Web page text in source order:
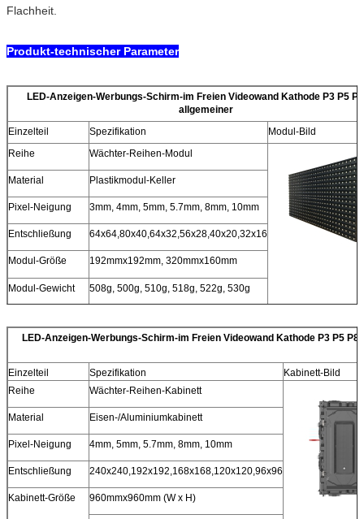
Flachheit.
Produkt-technischer Parameter
LED-Anzeigen-Werbungs-Schirm-im Freien Videowand Kathode P3 P5
allgemeiner
Einzelteil
Spezifikation
Modul-Bild
Reihe
Wächter-Reihen-Modul
Material Plastikmodul-Keller
Pixel-Neigung 3mm, 4mm, 5mm, 5.7mm, 8mm, 10mm
Entschließung 64x64,80x40,64x32,56x28,40x20,32x16
Modul-Größe 192mmx192mm, 320mmx160mm
Modul-Gewicht 508g, 500g, 510g, 518g, 522g, 530g
LED-Anzeigen-Werbungs-Schirm-im Freien Videowand Kathode P3 P5 P8
Einzelteil Spezifikation
Kabinett-Bild
Reihe
Wächter-Reihen-Kabinett
Material Eisen-/Aluminiumkabinett
Pixel-Neigung 4mm, 5mm, 5.7mm, 8mm, 10mm
Entschließung 240x240,192x192,168x168,120x120,96x96
Kabinett-Größe 960mmx960mm (W x H)